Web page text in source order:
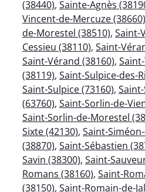
(38440), Sainte-Agnès
Vincent-de-Mercuze (38660)
de-Morestel (38510), Saint-
Cessieu (38110), Saint-
Saint-Vérand (38160),
(38119), Saint-Sulpice-des-
Saint-Sulpice (73160),
(63760), Saint-Sorlin-de-
Saint-Sorlin-de-Morestel
Sixte (42130), Saint-
(38870), Saint-Sébastien
Savin (38300), Saint-
Romans (38160), Saint-
(38150), Saint-Romain-de-